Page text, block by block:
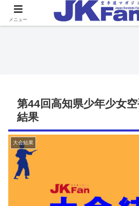
第44回高知県少年少女
結果
大会結果
メニュー